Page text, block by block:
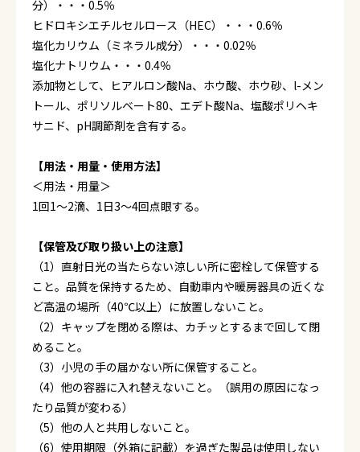
分）・・・0.5％
ヒドロキシエチルセルロース（HEC）・・・0.6％
塩化カリウム（ミネラル成分）・・・0.02％
塩化ナトリウム・・・0.4％
添加物として、ヒアルロン酸Na、ホウ酸、ホウ砂、l-メン
トール、ポリソルベート80、エデト酸Na、塩酸ポリヘキ
サニド、pH調節剤を含有する。
【用法・用量・使用方法】
＜用法・用量＞
1回1～2滴、1日3～4回点眼する。
【保管及び取り扱い上の注意】
（1）直射日光の当たらない涼しい所に密栓して保管する
こと。品質を保持するため、自動車内や暖房器具の近くな
ど高温の場所（40℃以上）に放置しないこと。
（2）キャップを閉める際は、カチッとするまで回して閉
めること。
（3）小児の手の届かない所に保管すること。
（4）他の容器に入れ替えないこと。（誤用の原因になっ
たり品質が変わる）
（5）他の人と共用しないこと。
（6）使用期限（外箱に記載）を過ぎた製品は使用しない